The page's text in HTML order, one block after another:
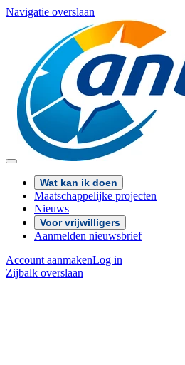
Navigatie overslaan
Wat kan ik doen
Maatschappelijke projecten
Nieuws
Voor vrijwilligers
Aanmelden nieuwsbrief
Account aanmakenLog in
Zijbalk overslaan